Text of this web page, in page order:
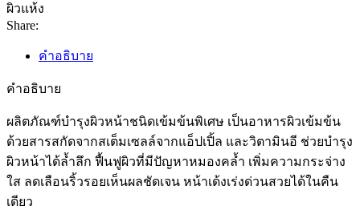
ผิวแห้ง
Share:
คำอธิบาย
คำอธิบาย
ผลิตภัณฑ์บำรุงผิวหน้าชนิดเข้มข้นพิเศษ เป็นอาหารผิวเข้มข้น
ด้วยสารสกัดจากสเต็มเซลล์จากแอ็ปเปิ้ล และวิตามินอี ช่วยบำรุง
ผิวหน้าได้ล้ำลึก ฟื้นฟูผิวที่มีปัญหาหมองคล้ำ เพิ่มความกระจ่าง
ใส ลดเลือนริ้วรอยเห็นผลชัดเจน หน้าเด้งเร่งด่วนสวยได้ในคืน
เดียว